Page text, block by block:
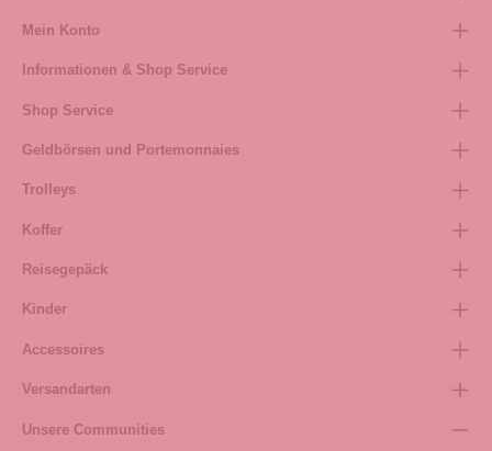
Mein Konto
Informationen & Shop Service
Shop Service
Geldbörsen und Portemonnaies
Trolleys
Koffer
Reisegepäck
Kinder
Accessoires
Versandarten
Unsere Communities